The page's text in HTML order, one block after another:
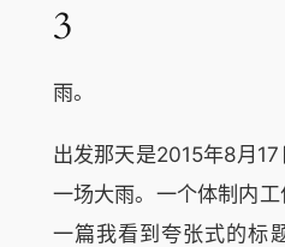
3
雨。
出发那天是2015年8月
一场大雨。一个体制内
一篇我看到夸张式的标